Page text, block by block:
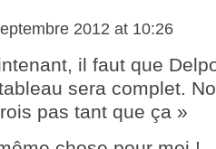
2012 at 10:26
il faut que
sera complet.
pas tant que ça »